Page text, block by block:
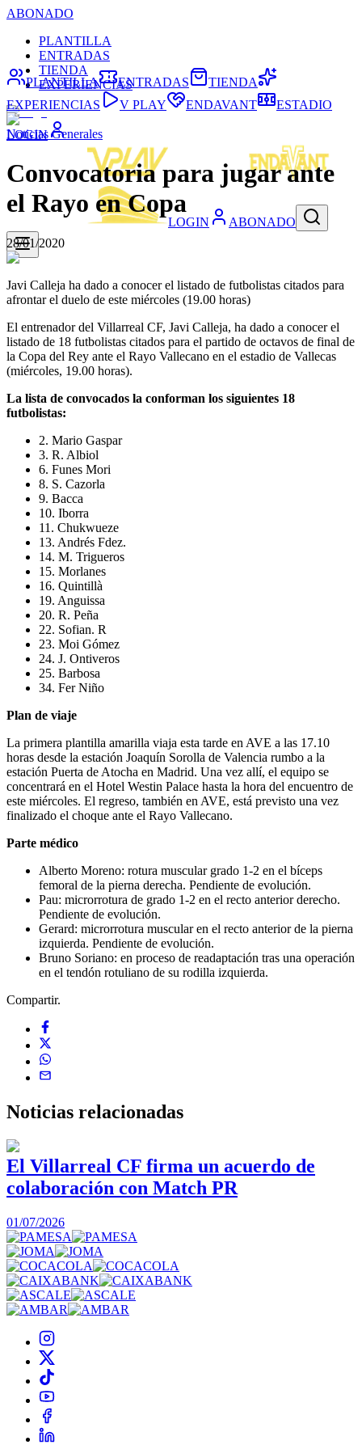
ABONADO
PLANTILLA
ENTRADAS
TIENDA
EXPERIENCIAS
LOGIN
LOGIN ABONADO
PLANTILLA ENTRADAS
TIENDA
EXPERIENCIAS
V PLAY ENDAVANT ESTADIO
Noticias Generales
Convocatoria para jugar ante
el Rayo en Copa
28/01/2020
Javi Calleja ha dado a conocer el listado de futbolistas citados para
afrontar el duelo de este miércoles (19.00 horas)
El entrenador del Villarreal CF, Javi Calleja, ha dado a conocer el
listado de 18 futbolistas citados para el partido de octavos de final de
la Copa del Rey ante el Rayo Vallecano en el estadio de Vallecas
(miércoles, 19.00 horas).
La lista de convocados la conforman los siguientes 18
futbolistas:
2. Mario Gaspar
3. R. Albiol
6. Funes Mori
8. S. Cazorla
9. Bacca
10. Iborra
11. Chukwueze
13. Andrés Fdez.
14. M. Trigueros
15. Morlanes
16. Quintillà
19. Anguissa
20. R. Peña
22. Sofian. R
23. Moi Gómez
24. J. Ontiveros
25. Barbosa
34. Fer Niño
Plan de viaje
La primera plantilla amarilla viaja esta tarde en AVE a las 17.10
horas desde la estación Joaquín Sorolla de Valencia rumbo a la
estación Puerta de Atocha en Madrid. Una vez allí, el equipo se
concentrará en el Hotel Westin Palace hasta la hora del encuentro de
este miércoles. El regreso, también en AVE, está previsto una vez
finalizado el choque ante el Rayo Vallecano.
Parte médico
Alberto Moreno: rotura muscular grado 1-2 en el bíceps
femoral de la pierna derecha. Pendiente de evolución.
Pau: microrrotura de grado 1-2 en el recto anterior derecho.
Pendiente de evolución.
Gerard: microrrotura muscular en el recto anterior de la pierna
izquierda. Pendiente de evolución.
Bruno Soriano: en proceso de readaptación tras una operación
en el tendón rotuliano de su rodilla izquierda.
Compartir.
Noticias relacionadas
El Villarreal CF firma un acuerdo de
colaboración con Match PR
01/07/2026